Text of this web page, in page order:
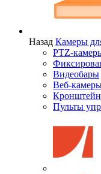
Назад Камеры
PTZ-
Видеобары
Веб-
Пульты